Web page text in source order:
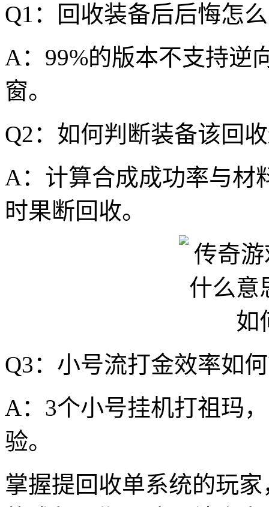
Q1：回收装备后后悔怎
A：99%的版本不支持逆
窗。
Q2：如何判断装备该回
A：计算合成成功率与材
时果断回收。
Q3：小号流打金效率如
A：3个小号挂机打祖玛
验。
掌握提回收单系统的玩